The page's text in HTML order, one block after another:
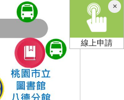
×關
閉
線上申請